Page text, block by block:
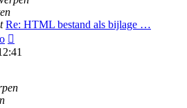
Re: HTML bestand als bijlage …
laatste